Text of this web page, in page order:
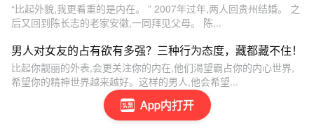
App内打开
“比起外貌,我更看重的是内在。 ” 2007年过年,两人回贵州结婚。 之
后又回到陈长志的老家安徽,一同拜见父母。 陈...
男人对女友的占有欲有多强？三种行为态度，藏都藏不住！
比起你靓丽的外表,会更关注你的内在,他们渴望霸占你的内心世界,
希望你的精神世界越来越好。这样的男人,他会希望...